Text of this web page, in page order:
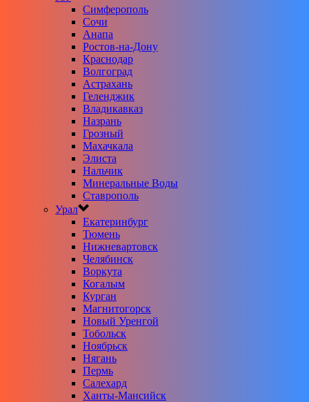
Симферополь
Сочи
Анапа
Ростов-на-Дону
Краснодар
Волгоград
Астрахань
Геленджик
Владикавказ
Назрань
Грозный
Махачкала
Элиста
Нальчик
Минеральные Воды
Ставрополь
Урал
Екатеринбург
Тюмень
Нижневартовск
Челябинск
Воркута
Когалым
Курган
Магнитогорск
Новый Уренгой
Тобольск
Ноябрьск
Нягань
Пермь
Салехард
Ханты-Мансийск